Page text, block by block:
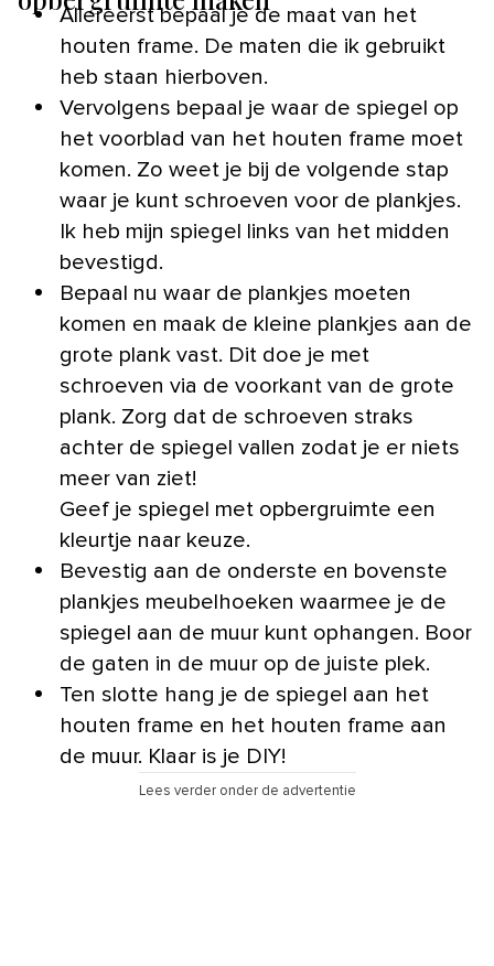
Allereerst bepaal je de maat van het
houten frame. De maten die ik gebruikt
heb staan hierboven.
Vervolgens bepaal je waar de spiegel op
het voorblad van het houten frame moet
komen. Zo weet je bij de volgende stap
waar je kunt schroeven voor de plankjes.
Ik heb mijn spiegel links van het midden
bevestigd.
Bepaal nu waar de plankjes moeten
komen en maak de kleine plankjes aan de
grote plank vast. Dit doe je met
schroeven via de voorkant van de grote
plank. Zorg dat de schroeven straks
achter de spiegel vallen zodat je er niets
meer van ziet!
Geef je spiegel met opbergruimte een
kleurtje naar keuze.
Bevestig aan de onderste en bovenste
plankjes meubelhoeken waarmee je de
spiegel aan de muur kunt ophangen. Boor
de gaten in de muur op de juiste plek.
Ten slotte hang je de spiegel aan het
houten frame en het houten frame aan
de muur. Klaar is je DIY!
Lees verder onder de advertentie